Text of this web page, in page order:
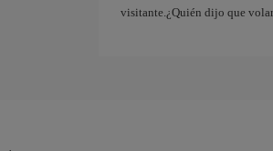
visitante.¿Quién dijo que volar